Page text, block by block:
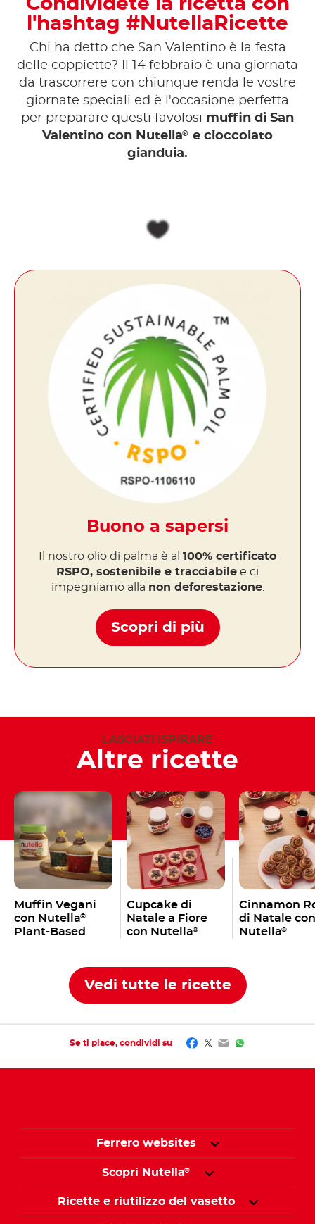
Condividete la ricetta con
l'hashtag #NutellaRicette
Chi ha detto che San Valentino è la festa
delle coppiette? Il 14 febbraio è una giornata
da trascorrere con chiunque renda le vostre
giornate speciali ed è l'occasione perfetta
per preparare questi favolosi muffin di San
Valentino con Nutella® e cioccolato
gianduia.
Buono a sapersi
Il nostro olio di palma è al 100% certificato
RSPO, sostenibile e tracciabile e ci
impegniamo alla non deforestazione.
Scopri di più
LASCIATI ISPIRARE
Altre ricette
Muffin Vegani
con Nutella®
Plant-Based
Cupcake di
Natale a Fiore
con Nutella®
Cinnamon
di Natale con
Nutella®
Vedi tutte le ricette
Se ti piace, condividi su Facebook
Twitter
EmailWhatsApp
Ferrero websites
Scopri Nutella®
Ricette e riutilizzo del vasetto